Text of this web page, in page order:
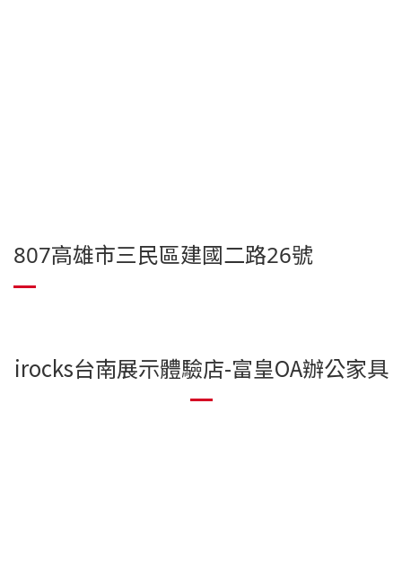
807高雄市三民區建國二路26號
irocks台南展示體驗店-富皇OA辦公家具